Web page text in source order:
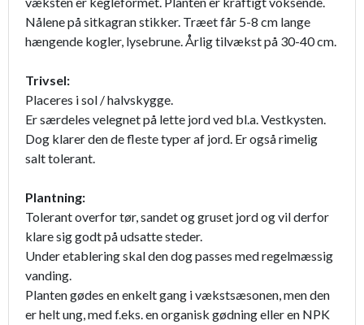
Nålene på sitkagran stikker. Træet får 5-8 cm lange
hængende kogler, lysebrune. Årlig tilvækst på 30-40 cm.
Trivsel:
Placeres i sol / halvskygge.
Er særdeles velegnet på lette jord ved bl.a. Vestkysten.
Dog klarer den de fleste typer af jord. Er også rimelig
salt tolerant.
Plantning:
Tolerant overfor tør, sandet og gruset jord og vil derfor
klare sig godt på udsatte steder.
Under etablering skal den dog passes med regelmæssig
vanding.
Planten gødes en enkelt gang i vækstsæsonen, men den
er helt ung, med f.eks. en organisk gødning eller en NPK